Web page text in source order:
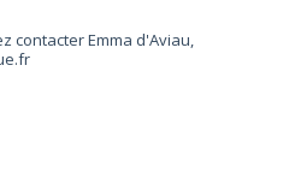
contacter Emma d'Aviau,